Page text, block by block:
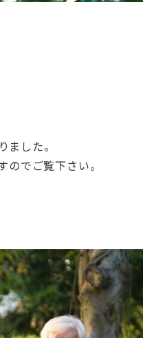
した。
でご覧下さい。